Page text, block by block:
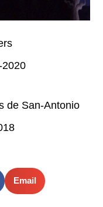
2020
de San-Antonio
Email